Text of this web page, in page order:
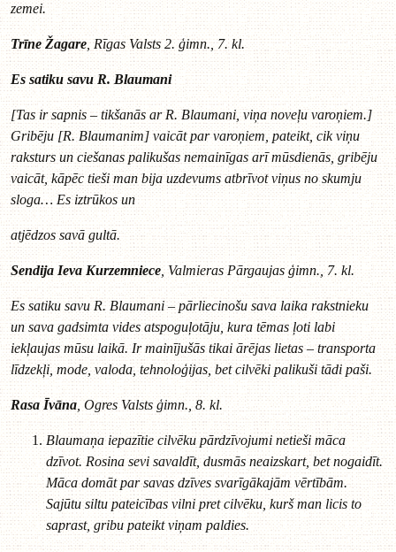
zemei.
Trīne Žagare , Rīgas Valsts 2. ģimn., 7. kl.
Es satiku savu R. Blaumani
[Tas ir sapnis – tikšanās ar R. Blaumani, viņa noveļu varoņiem.]
Gribēju [R. Blaumanim] vaicāt par varoņiem, pateikt, cik viņu
raksturs un ciešanas palikušas nemainīgas arī mūsdienās, gribēju
vaicāt, kāpēc tieši man bija uzdevums atbrīvot viņus no skumju
sloga… Es iztrūkos un
atjēdzos savā gultā.
Sendija Ieva Kurzemniece, Valmieras Pārgaujas ģimn., 7. kl.
Es satiku savu R. Blaumani – pārliecinošu sava laika rakstnieku
un sava gadsimta vides atspoguļotāju, kura tēmas ļoti labi
iekļaujas mūsu laikā. Ir mainījušās tikai ārējas lietas – transporta
līdzekļi, mode, valoda, tehnoloģijas, bet cilvēki palikuši tādi paši.
Rasa Īvāna , Ogres Valsts ģimn., 8. kl.
Blaumaņa iepazītie cilvēku pārdzīvojumi netieši māca
dzīvot. Rosina sevi savaldīt, dusmās neaizskart, bet nogaidīt.
Māca domāt par savas dzīves svarīgākajām vērtībām.
Sajūtu siltu pateicības vilni pret cilvēku, kurš man licis to
saprast, gribu pateikt viņam paldies.